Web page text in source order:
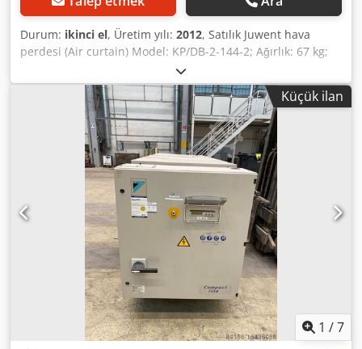
Durum: ikinci el, Üretim yılı: 2012, Satılık Juwent hava
perdesi (Air curtain) Model: KP/DB-2-144-2; Ağırlık: 67 kg;
Üretim yılı: 2012 Net fiyat: 500 EUR Credpfxoy Sw Ucj Aqqof
Fiyat görüşmeye açıktır.
Küçük ilan
1 /7